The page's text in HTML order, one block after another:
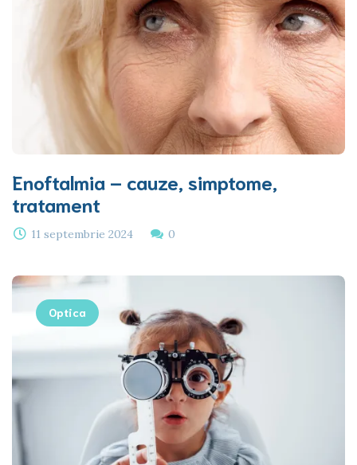
Enoftalmia – cauze, simptome,
tratament
11 septembrie 2024 0
Optica